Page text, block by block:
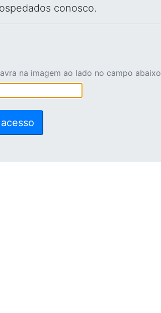
conosco.
na imagem ao lado no campo abaixo